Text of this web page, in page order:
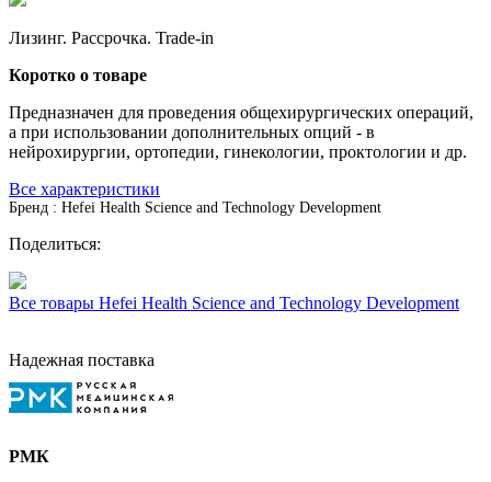
Лизинг. Рассрочка. Trade-in
Коротко о товаре
Предназначен для проведения общехирургических операций,
а при использовании дополнительных опций - в
нейрохирургии, ортопедии, гинекологии, проктологии и др.
Все характеристики
Бренд : Hefei Health Science and Technology Development
Поделиться:
Все товары Hefei Health Science and Technology Development
Надежная поставка
РМК